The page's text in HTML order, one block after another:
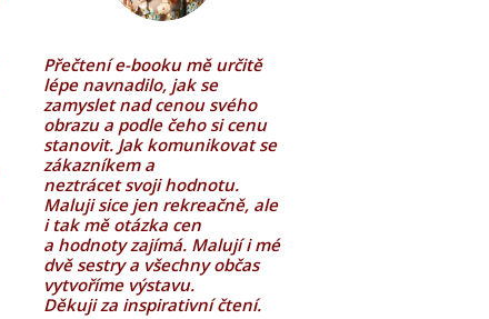
Přečtení e-booku mě určitě
lépe navnadilo, jak se
zamyslet nad cenou svého
obrazu a podle čeho si cenu
stanovit. Jak komunikovat se
zákazníkem a
neztrácet svoji hodnotu.
Maluji sice jen rekreačně, ale
i tak mě otázka cen
a hodnoty zajímá. Malují i mé
dvě sestry a všechny občas
vytvoříme výstavu.
Děkuji za inspirativní čtení.